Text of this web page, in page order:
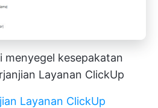
menyegel kesepakatan
Layanan ClickUp
Layanan ClickUp